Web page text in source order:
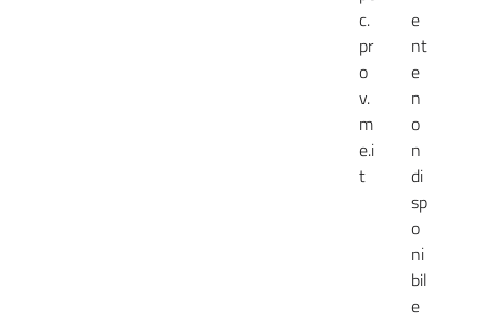
c.
pr
o
v.
m
e.i
t
e
nt
e
n
o
n
di
sp
o
ni
bil
e